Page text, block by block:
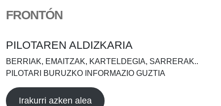
FRONTÓN
PILOTAREN ALDIZKARIA
BERRIAK, EMAITZAK, KARTELDEGIA, SARRERAK..
PILOTARI BURUZKO INFORMAZIO GUZTIA
Irakurri azken alea